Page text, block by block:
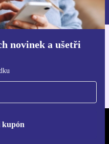
novinek a ušetři
kupón
.
refurbed
RETHINK NEW.